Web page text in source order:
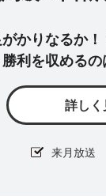
かりなるか
利を収めるの
詳しく
来月放送